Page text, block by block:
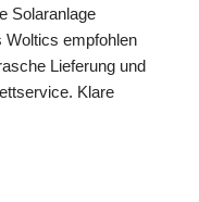
Solaranlage
Woltics empfohlen
Lieferung und
Klare